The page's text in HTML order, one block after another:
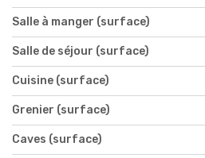
Salle à manger (surface)
Salle de séjour (surface)
Cuisine (surface)
Grenier (surface)
Caves (surface)